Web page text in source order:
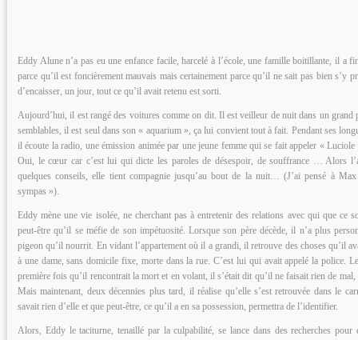
Eddy Alune n’a pas eu une enfance facile, harcelé à l’école, une famille boitillante, il a
parce qu’il est foncièrement mauvais mais certainement parce qu’il ne sait pas bien s’y
d’encaisser, un jour, tout ce qu’il avait retenu est sorti.
Aujourd’hui, il est rangé des voitures comme on dit. Il est veilleur de nuit dans un grand
semblables, il est seul dans son « aquarium », ça lui convient tout à fait. Pendant ses
il écoute la radio, une émission animée par une jeune femme qui se fait appeler «
Oui, le cœur car c’est lui qui dicte les paroles de désespoir, de souffrance … Alors
quelques conseils, elle tient compagnie jusqu’au bout de la nuit… (J’ai pensé à
sympas »).
Eddy mène une vie isolée, ne cherchant pas à entretenir des relations avec qui que ce
peut-être qu’il se méfie de son impétuosité. Lorsque son père décède, il n’a plus
pigeon qu’il nourrit. En vidant l’appartement où il a grandi, il retrouve des choses qu’il
à une dame, sans domicile fixe, morte dans la rue. C’est lui qui avait appelé la police.
première fois qu’il rencontrait la mort et en volant, il s’était dit qu’il ne faisait rien de
Mais maintenant, deux décennies plus tard, il réalise qu’elle s’est retrouvée dans le
savait rien d’elle et que peut-être, ce qu’il a en sa possession, permettra de l’identifier.
Alors, Eddy le taciturne, tenaillé par la culpabilité, se lance dans des recherches pour